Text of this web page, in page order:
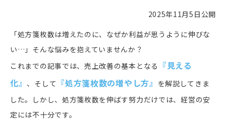
2025年11月5日公開
「処方箋枚数は増えたのに、なぜか利益が思うように伸びな
い…」そんな悩みを抱えていませんか？
これまでの記事では、売上改善の基本となる 『見える
化』 、そして 『処方箋枚数の増やし方』 を解説してきま
した。しかし、処方箋枚数を伸ばす努力だけでは、経営の安
定には不十分です。